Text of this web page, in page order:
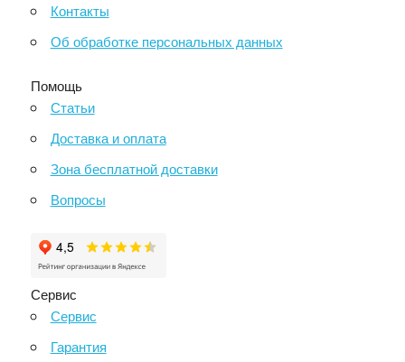
Контакты
Об обработке персональных данных
Помощь
Статьи
Доставка и оплата
Зона бесплатной доставки
Вопросы
Сервис
Сервис
Гарантия